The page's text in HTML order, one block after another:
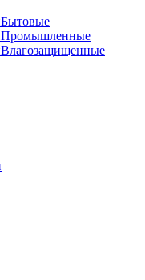
Бытовые
Промышленные
Влагозащищенные